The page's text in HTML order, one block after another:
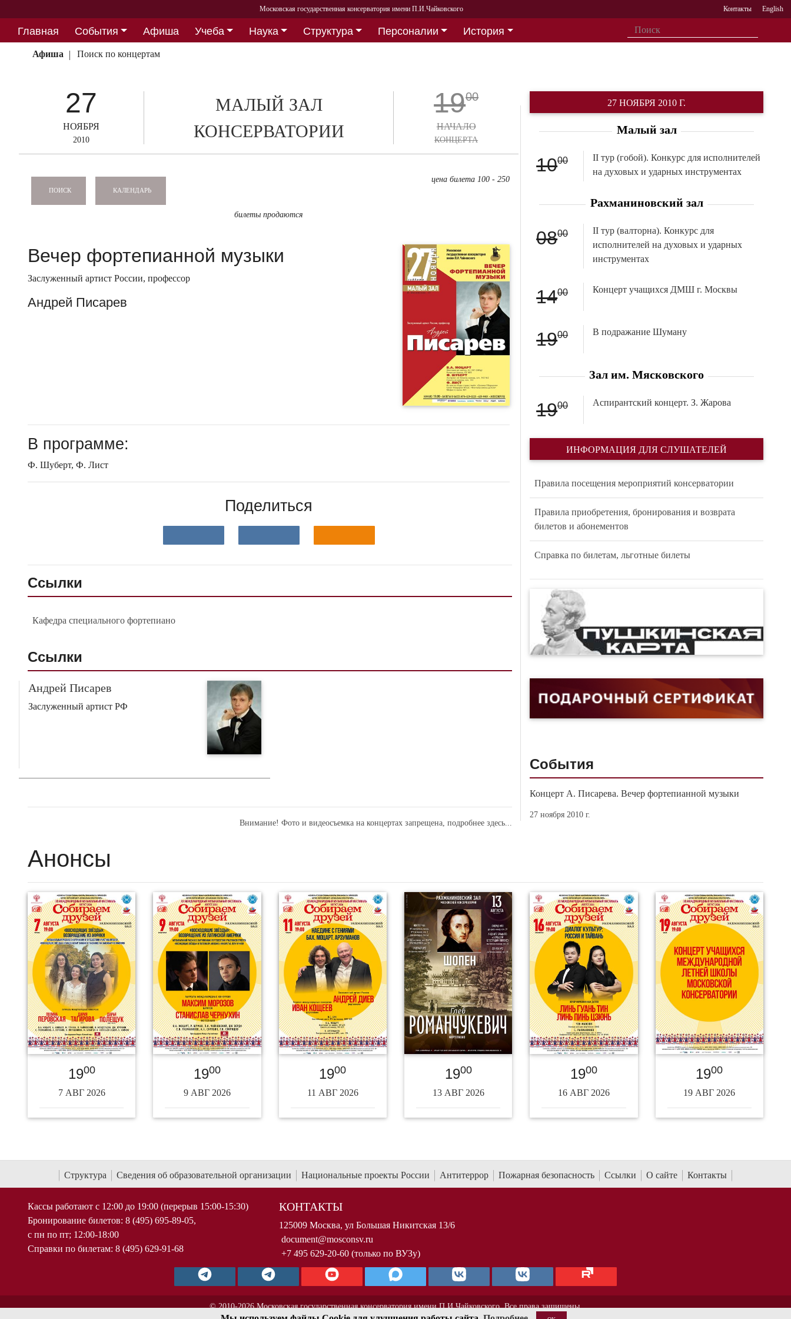
Московская государственная консерватория имени П.И.Чайковского Контакты English
Главная События Афиша Учеба Наука Структура Персоналии
История
Партнерство
Афиша Поиск по концертам
27
НОЯБРЯ
2010
МАЛЫЙ ЗАЛ
КОНСЕРВАТОРИИ
1900
НАЧАЛО
КОНЦЕРТА
ПОИСК КАЛЕНДАРЬ
цена билета 100 - 250
билеты продаются
Вечер фортепианной музыки
Заслуженный артист России, профессор
Андрей Писарев
В программе:
Ф. Шуберт, Ф. Лист
Поделиться
Ссылки
Кафедра специального фортепиано
Ссылки
Андрей Писарев
Заслуженный артист РФ
Внимание! Фото и видеосъемка на концертах запрещена,подробнее здесь...
27 НОЯБРЯ 2010 Г.
Малый зал
1000
II тур (гобой). Конкурс для исполнителей
на духовых и ударных инструментах
Рахманиновский зал
0800
II тур (валторна). Конкурс для
исполнителей на духовых и ударных
инструментах
1400 Концерт учащихся ДМШ г. Москвы
1900 В подражание Шуману
Зал им. Мясковского
1900 Аспирантский концерт. З. Жарова
ИНФОРМАЦИЯ ДЛЯ СЛУШАТЕЛЕЙ
Правила посещения мероприятий консерватории
Правила приобретения, бронирования и возврата
билетов и абонементов
Справка по билетам, льготные билеты
События
Концерт А. Писарева. Вечер фортепианной музыки
27 ноября 2010 г.
Анонсы
1900
7 АВГ 2026
1900
9 АВГ 2026
1900
11 АВГ 2026
1900
13 АВГ 2026
1900
16 АВГ 2026
1900
19 АВГ 2026
Структура Сведения об образовательной организации Национальные проекты России Антитеррор Пожарная безопасность Ссылки О сайте Контакты
Кассы работают с 12:00 до 19:00 (перерыв 15:00-15:30)
Бронирование билетов: 8 (495) 695-89-05,
с пн по пт; 12:00-18:00
Справки по билетам: 8 (495) 629-91-68
КОНТАКТЫ
125009 Москва, ул Большая Никитская 13/6
document@mosconsv.ru
+7 495 629-20-60 (только по ВУЗу)
© 2010-2026 Московская государственная консерватория имени П.И.Чайковского. Все права защищены.